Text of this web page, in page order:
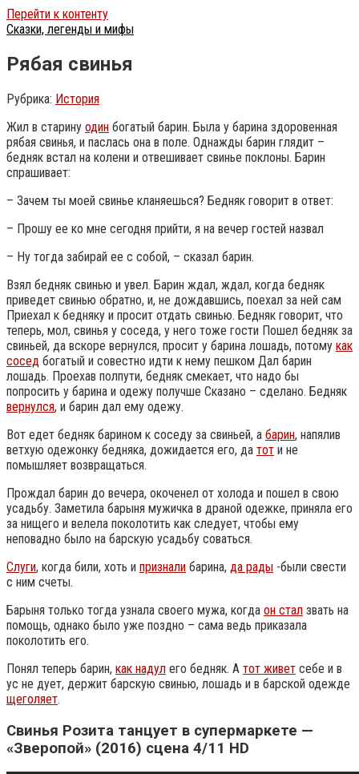
Перейти к контенту
Сказки, легенды и мифы
Рябая свинья
Рубрика: История
Жил в старину один богатый барин. Была у барина здоровенная
рябая свинья, и паслась она в поле. Однажды барин глядит –
бедняк встал на колени и отвешивает свинье поклоны. Барин
спрашивает:
– Зачем ты моей свинье кланяешься? Бедняк говорит в ответ:
– Прошу ее ко мне сегодня прийти, я на вечер гостей назвал
– Ну тогда забирай ее с собой, – сказал барин.
Взял бедняк свинью и увел. Барин ждал, ждал, когда бедняк
приведет свинью обратно, и, не дождавшись, поехал за ней сам
Приехал к бедняку и просит отдать свинью. Бедняк говорит, что
теперь, мол, свинья у соседа, у него тоже гости Пошел бедняк за
свиньей, да вскоре вернулся, просит у барина лошадь, потому как
сосед богатый и совестно идти к нему пешком Дал барин
лошадь. Проехав полпути, бедняк смекает, что надо бы
попросить у барина и одежу получше Сказано – сделано. Бедняк
вернулся, и барин дал ему одежу.
Вот едет бедняк барином к соседу за свиньей, а барин, напялив
ветхую одежонку бедняка, дожидается его, да тот и не
помышляет возвращаться.
Прождал барин до вечера, окоченел от холода и пошел в свою
усадьбу. Заметила барыня мужичка в драной одежке, приняла его
за нищего и велела поколотить как следует, чтобы ему
неповадно было на барскую усадьбу соваться.
Слуги, когда били, хоть и признали барина, да рады -были свести
с ним счеты.
Барыня только тогда узнала своего мужа, когда он стал звать на
помощь, однако было уже поздно – сама ведь приказала
поколотить его.
Понял теперь барин, как надул его бедняк. А тот живет себе и в
ус не дует, держит барскую свинью, лошадь и в барской одежде
щеголяет.
Свинья Розита танцует в супермаркете —
«Зверопой» (2016) сцена 4/11 HD